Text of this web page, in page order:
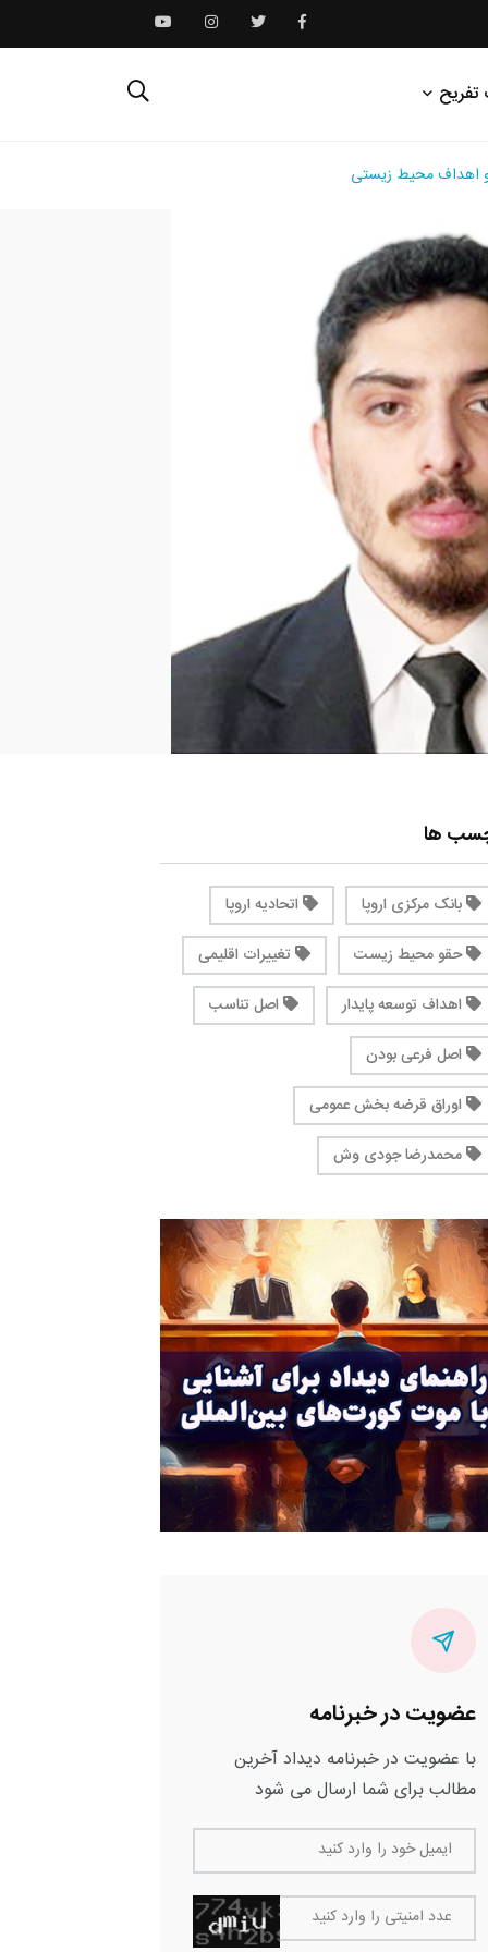
تفریح
و اهداف محیط زیستی
ها
بانک مرکزی اروپا
اتحادیه اروپا
حقو محیط زیست
تغییرات اقلیمی
اهداف توسعه پایدار
اصل تناسب
اصل فرعی بودن
اوراق قرضه بخش عمومی
محمدرضا جودی وش
عضویت در خبرنامه
با عضویت در خبرنامه دیداد آخرین
مطالب برای شما ارسال می شود
ایمیل خود را وارد کنید
عدد امنیتی را وارد کنید